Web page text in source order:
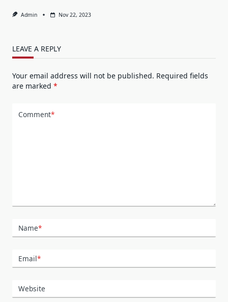
Admin Nov 22, 2023
LEAVE A REPLY
Your email address will not be published. Required fields
are marked *
Comment*
Name*
Email*
Website